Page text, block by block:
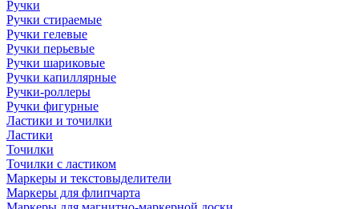
Ручки
Ручки стираемые
Ручки гелевые
Ручки перьевые
Ручки шариковые
Ручки капиллярные
Ручки-роллеры
Ручки фигурные
Ластики и точилки
Ластики
Точилки
Точилки с ластиком
Маркеры и текстовыделители
Маркеры для флипчарта